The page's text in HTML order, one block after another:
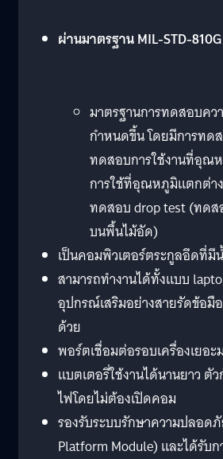
ผ่านมาตรฐาน MIL-STD-810G
มาตรฐานการทดสอบค
กำหนดขึ้น โดยมีการทด
ทดสอบการใช้งานที่อุ
การใช้ที่อุณหภูมิแตกต่า
ทดสอบ drop test (ทดส
บนพื้นไม้อัด)
เป็นคอมพิวเตอร์ตระกูลอึดที่มี
สามารถทำงานได้ทั้งแบบ
อุปกรณ์เสริมอย่างสายรัดข้อมื
ด้วย
พอร์ตเชื่อมต่อรอบเครื่องเยอ
แบตเตอรี่ใช้งานได้นานยาว
ไฟโดยไม่ต้องเปิดคอม
รองรับระบบรักษาความปลอด
Platform Module) และได้รับ